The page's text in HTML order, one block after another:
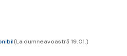
(La dumneavoastră 19.01.)